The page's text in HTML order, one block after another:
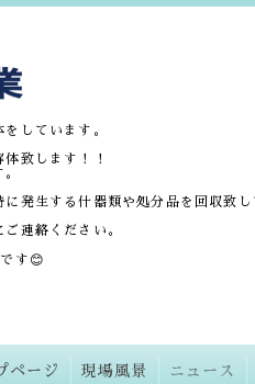
しています。
致します！！
発生する什器類や処分品を回収致し
連絡ください。
す😊
ページ 現場風景 ニュース